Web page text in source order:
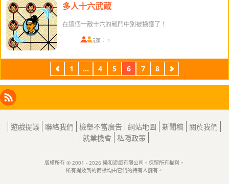
多人十六武蔵
在這個一敵十六的戰鬥中別被擒獲了！
在線玩家： 1
上
一
1 ... 4 5 6 7 8
下
一
Facebook
Instagram
X
LinkedIn
RSS
遊戲提議 聯絡我們 檢舉不當廣告 網站地圖 新聞稿
關於我們
就業機會 私隱政策
版權所有 © 2001 - 2026 樂和遊戲有限公司。保留所有權利。
所有提及到的商標均由它們的持有人擁有。